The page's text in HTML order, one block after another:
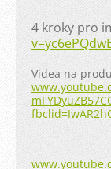
4 kroky pro
Videa na